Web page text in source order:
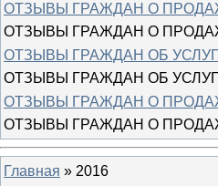
ОТЗЫВЫ ГРАЖДАН О
ОТЗЫВЫ ГРАЖДАН О
ОТЗЫВЫ ГРАЖДАН ОБ
ОТЗЫВЫ ГРАЖДАН ОБ
ОТЗЫВЫ ГРАЖДАН О
ОТЗЫВЫ ГРАЖДАН О
Главная » 2016